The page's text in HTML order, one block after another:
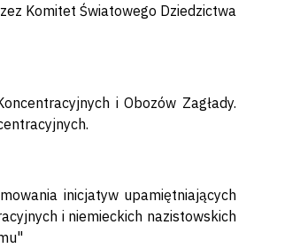
Komitet Światowego Dziedzictwa
i Obozów Zagłady.
inicjatyw upamiętniających
i niemieckich nazistowskich